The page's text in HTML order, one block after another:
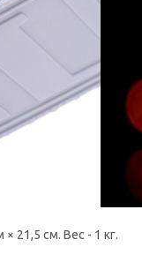
21,5 см. Вес - 1 кг.